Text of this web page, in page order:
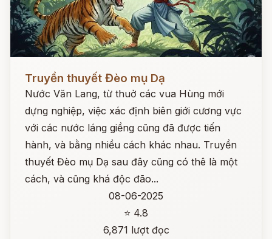
Đọc ngay
Truyền thuyết Đèo mụ Dạ
Nước Văn Lang, từ thuở các vua Hùng mới
dựng nghiệp, việc xác định biên giới cương vực
với các nước láng giềng cũng đã được tiến
hành, và bằng nhiều cách khác nhau. Truyền
thuyết Đèo mụ Dạ sau đây cũng có thê là một
cách, và cũng khá độc đão...
08-06-2025
⭐ 4.8
6,871 lượt đọc